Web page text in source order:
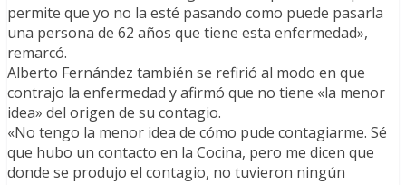
permite que yo no la esté pasando como puede pasarla
una persona de 62 años que tiene esta enfermedad»,
remarcó.
Alberto Fernández también se refirió al modo en que
contrajo la enfermedad y afirmó que no tiene «la menor
idea» del origen de su contagio.
«No tengo la menor idea de cómo pude contagiarme. Sé
que hubo un contacto en la Cocina, pero me dicen que
donde se produjo el contagio, no tuvieron ningún